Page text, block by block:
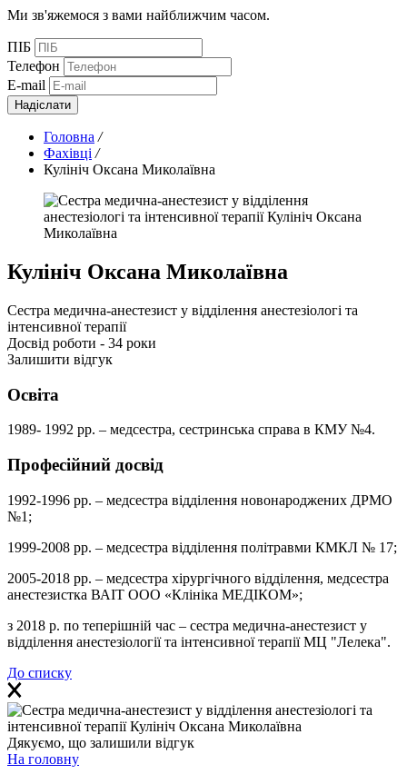
Ми зв'яжемося з вами найближчим часом.
ПІБ
Телефон
E-mail
Надіслати
Головна /
Фахівці /
Кулініч Оксана Миколаївна
Кулініч Оксана Миколаївна
Сестра медична-анестезист у відділення анестезіологі та
інтенсивної терапії
Досвід роботи - 34 роки
Залишити відгук
Освіта
1989- 1992 рр. – медсестра, сестринська справа в КМУ №4.
Професійний досвід
1992-1996 рр. – медсестра відділення новонароджених ДРМО
№1;
1999-2008 рр. – медсестра відділення політравми КМКЛ № 17;
2005-2018 рр. – медсестра хірургічного відділення, медсестра
анестезистка ВАІТ ООО «Клініка МЕДІКОМ»;
з 2018 р. по теперішній час – сестра медична-анестезист у
відділення анестезіології та інтенсивної терапії МЦ "Лелека".
До списку
Дякуємо, що залишили відгук
На головну